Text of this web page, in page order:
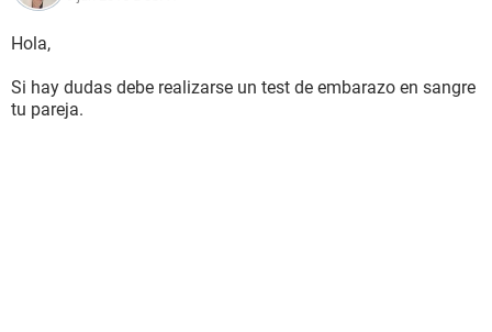
Hola,
Si hay dudas debe realizarse un test de embarazo en sangre
tu pareja.